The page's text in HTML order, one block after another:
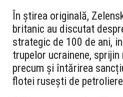
În știrea originală,
britanic au discutat
strategic de 100 de ani,
trupelor ucrainene,
precum și întărirea
flotei rusești de